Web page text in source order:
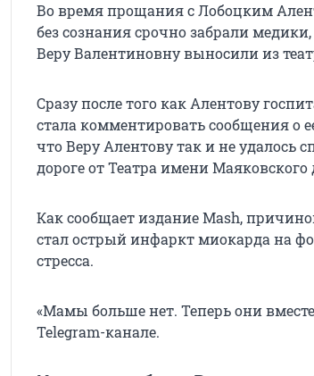
Во время прощания с Лобоцким
без сознания срочно забрали
Веру Валентиновну выносили из
Сразу после того как Алентову
стала комментировать сообщения о
что Веру Алентову так и не удалось
дороге от Театра имени
Как сообщает издание Mash,
стал острый инфаркт миокарда на
стресса.
«Мамы больше нет. Теперь они
Telegram-канале.